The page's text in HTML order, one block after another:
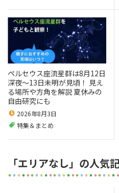
ペルセウス座流星群は8月12日
深夜～13日未明が見頃！ 見え
る場所や方角を解説 夏休みの
自由研究にも
2026年8月3日
特集＆まとめ
「エリアなし」の人気